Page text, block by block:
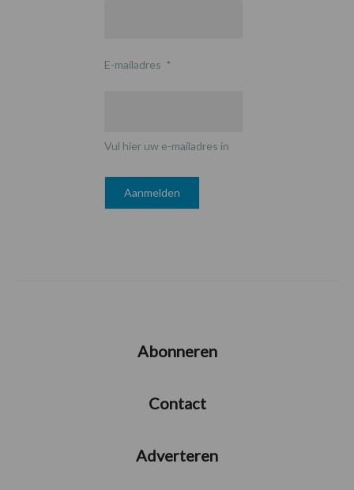
E-mailadres *
Vul hier uw e-mailadres in
Abonneren
Contact
Adverteren